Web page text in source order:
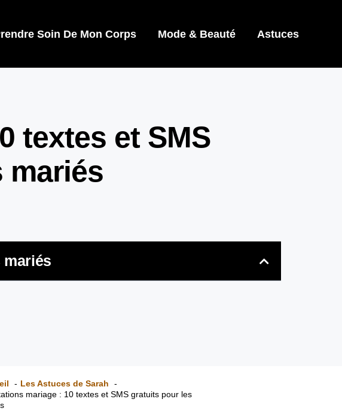
Soin De Mon Corps Mode & Beauté Astuces
textes et SMS
mariés
mariés
Les Astuces de Sarah
mariage : 10 textes et SMS gratuits pour les